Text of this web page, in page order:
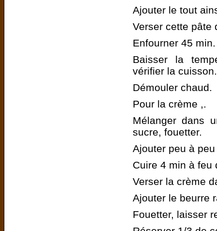
Ajouter le tout
Verser cette pâte
Enfourner 45 min.
Baisser la
vérifier la cuisson.
Démouler chaud.
Pour la crème ,.
Mélanger dans
sucre, fouetter.
Ajouter peu à
Cuire 4 min à feu
Verser la crème
Ajouter le beurre
Fouetter, laisser